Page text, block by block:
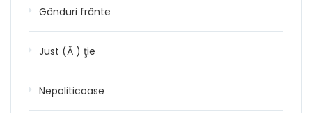
Gânduri frânte
Just (Ă ) ţie
Nepoliticoase